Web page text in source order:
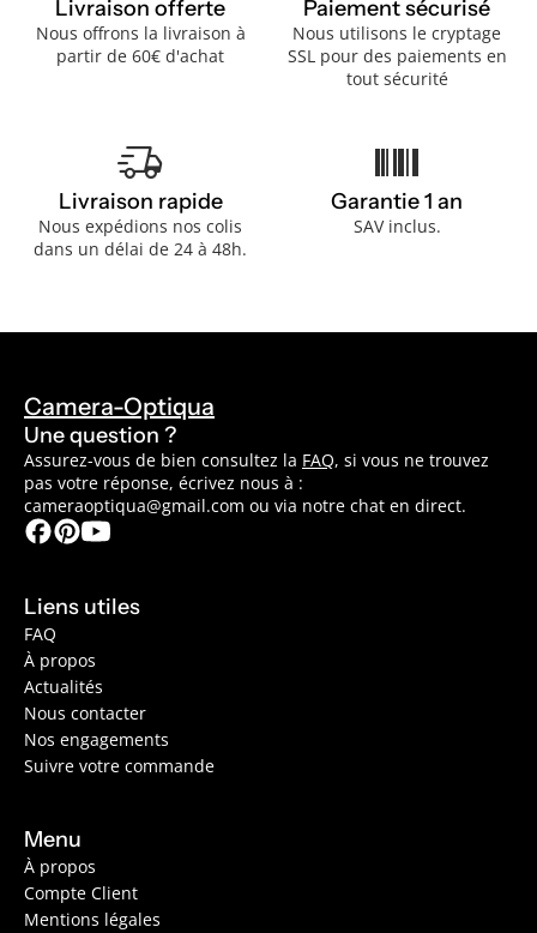
Livraison offerte
Nous offrons la livraison à
partir de 60€ d'achat
Paiement sécurisé
Nous utilisons le cryptage
SSL pour des paiements en
tout sécurité
delivery_truck_speed
Livraison rapide
Nous expédions nos colis
dans un délai de 24 à 48h.
barcode
Garantie 1 an
SAV inclus.
Camera-Optiqua
Une question ?
Assurez-vous de bien consultez la FAQ, si vous ne trouvez
pas votre réponse, écrivez nous à :
cameraoptiqua@gmail.com ou via notre chat en direct.
Liens utiles
FAQ
À propos
Actualités
Nous contacter
Nos engagements
Suivre votre commande
Menu
À propos
Compte Client
Mentions légales